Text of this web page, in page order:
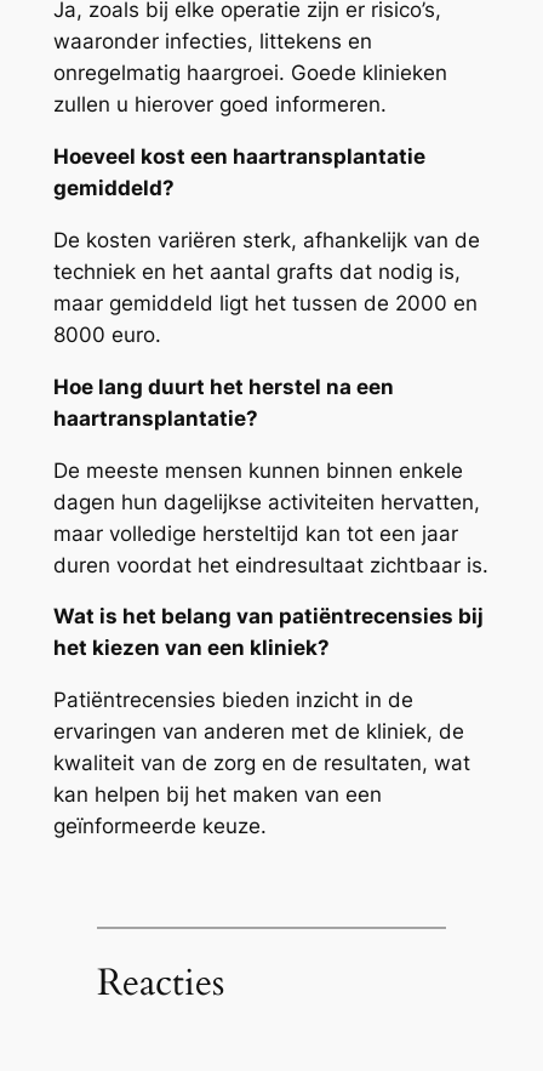
Ja, zoals bij elke operatie zijn er risico’s,
waaronder infecties, littekens en
onregelmatig haargroei. Goede klinieken
zullen u hierover goed informeren.
Hoeveel kost een haartransplantatie
gemiddeld?
De kosten variëren sterk, afhankelijk van de
techniek en het aantal grafts dat nodig is,
maar gemiddeld ligt het tussen de 2000 en
8000 euro.
Hoe lang duurt het herstel na een
haartransplantatie?
De meeste mensen kunnen binnen enkele
dagen hun dagelijkse activiteiten hervatten,
maar volledige hersteltijd kan tot een jaar
duren voordat het eindresultaat zichtbaar is.
Wat is het belang van patiëntrecensies bij
het kiezen van een kliniek?
Patiëntrecensies bieden inzicht in de
ervaringen van anderen met de kliniek, de
kwaliteit van de zorg en de resultaten, wat
kan helpen bij het maken van een
geïnformeerde keuze.
Reacties